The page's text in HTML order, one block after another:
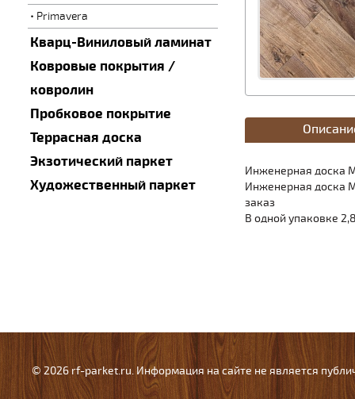
Primavera
Кварц-Виниловый ламинат
Ковровые покрытия /
ковролин
Пробковое покрытие
Террасная доска
Экзотический паркет
Художественный паркет
Инженерная доска
Инженерная доска
заказ
В одной упаковке
© 2026 rf-parket.ru. Информация на сайте не является